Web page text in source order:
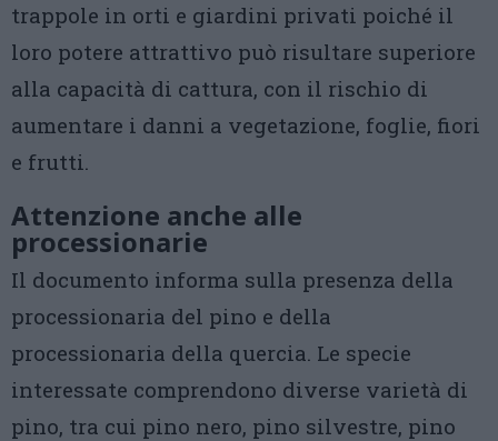
trappole in orti e giardini privati poiché il
loro potere attrattivo può risultare superiore
alla capacità di cattura, con il rischio di
aumentare i danni a vegetazione, foglie, fiori
e frutti.
Attenzione anche alle
processionarie
Il documento informa sulla presenza della
processionaria del pino e della
processionaria della quercia. Le specie
interessate comprendono diverse varietà di
pino, tra cui pino nero, pino silvestre, pino